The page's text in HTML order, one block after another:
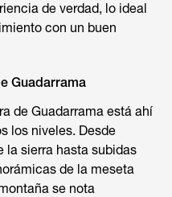
de verdad, lo ideal
con un buen
Guadarrama
de Guadarrama está ahí
los niveles. Desde
la sierra hasta subidas
de la meseta
se nota